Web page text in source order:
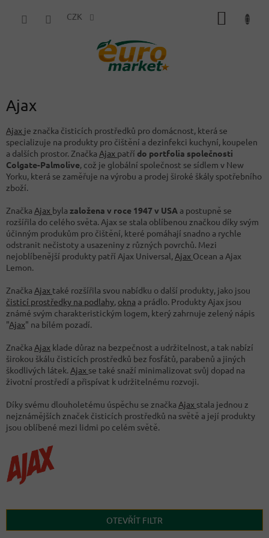
CZK
Ajax
Ajax je značka čisticích prostředků pro domácnost, která se
specializuje na produkty pro čištění a dezinfekci kuchyní, koupelen
a dalších prostor. Značka Ajax patří do portfolia společnosti
Colgate-Palmolive, což je globální společnost se sídlem v New
Yorku, která se zaměřuje na výrobu a prodej široké škály spotřebního
zboží.
Značka Ajax byla založena v roce 1947 v USA a postupně se
rozšířila do celého světa. Ajax se stala oblíbenou značkou díky svým
účinným produkům pro čištění, které pomáhají snadno a rychle
odstranit nečistoty a usazeniny z různých povrchů. Mezi
nejoblíbenější produkty patří Ajax Universal,Ajax Ocean a Ajax
Lemon.
Značka Ajax také rozšířila svou nabídku o další produkty, jako jsou
čisticí prostředky na podlahy, okna a prádlo. Produkty Ajax jsou
známé svým charakteristickým logem, který zahrnuje zelený nápis
"Ajax" na bílém pozadí.
Značka Ajax klade důraz na bezpečnost a udržitelnost, a tak nabízí
širokou škálu čisticích prostředků bez fosfátů, parabenů a jiných
škodlivých látek.Ajax se také snaží minimalizovat svůj dopad na
životní prostředí a přispívat k udržitelnému rozvoji.
Díky svému dlouholetému úspěchu se značka Ajax stala jednou z
nejznámějších značek čisticích prostředků na světě a její produkty
jsou oblíbené mezi lidmi po celém světě.
OTEVŘÍT FILTR